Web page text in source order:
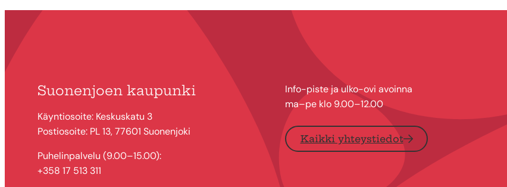
Suonenjoen kaupunki
Käyntiosoite: Keskuskatu 3
Postiosoite: PL 13, 77601 Suonenjoki
Puhelinpalvelu (9.00–15.00):
+358 17 513 311
Info-piste ja ulko-ovi avoinna
ma–pe klo 9.00–12.00
Kaikki yhteystiedot